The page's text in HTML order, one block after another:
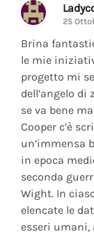
25
Brina
le mie
progetto mi
dell’angelo di
se va bene
Cooper c’è
un’immensa
in epoca
seconda
Wight. In
elencate le
esseri umani,